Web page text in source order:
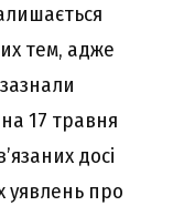
тем, адже
17 травня
досі
уявлень про